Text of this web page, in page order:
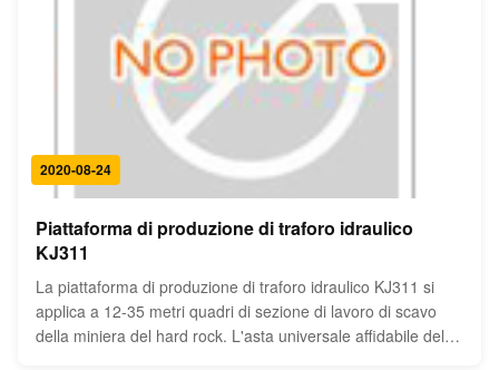
2020-08-24
Piattaforma di produzione di traforo idraulico
KJ311
La piattaforma di produzione di traforo idraulico KJ311 si
applica a 12-35 metri quadri di sezione di lavoro di scavo
della miniera del hard rock. L'asta universale affidabile del